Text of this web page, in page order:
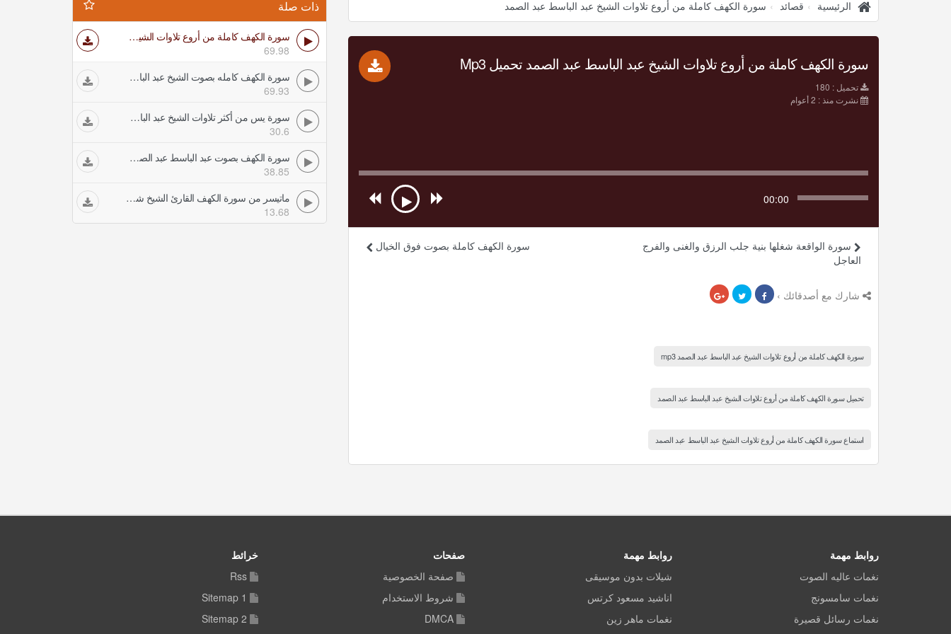
الرئيسية قصائد سورة الكهف كاملة من أروع تلاوات الشيخ عبد الباسط عبد الصمد
سورة الكهف كاملة من أروع تلاوات الشيخ عبد الباسط عبد الصمد تحميل Mp3
تحميل : 180
نشرت منذ : 2 أعوام
00:00
سورة الكهف كاملة بصوت فوق الخيال
سورة الواقعة شغلها بنية جلب الرزق والغنى والفرج
العاجل
شارك مع أصدقائك ›
سورة الكهف كاملة من أروع تلاوات الشيخ عبد الباسط عبد الصمد mp3
تحميل سورة الكهف كاملة من أروع تلاوات الشيخ عبد الباسط عبد الصمد
استماع سورة الكهف كاملة من أروع تلاوات الشيخ عبد الباسط عبد الصمد
ذات صلة
سورة الكهف كاملة من أروع تلاوات الشيخ عبد الباسط عبد الصمد
69.98
سورة الكهف كامله بصوت الشيخ عبد الباسط عبد الصمد رقية شرعية
69.93
سورة يس من أكثر تلاوات الشيخ عبد الباسط إبداعا وجمالا وروعة
30.6
سورة الكهف بصوت عبد الباسط عبد الصمد مجود
38.85
ماتيسر من سورة الكهف القارئ الشيخ شعبان عبد العزيز الصياد
13.68
روابط مهمة
نغمات عاليه الصوت
نغمات سامسونج
نغمات رسائل قصيرة
روابط مهمة
شيلات بدون موسيقى
اناشيد مسعود كرتس
نغمات ماهر زين
صفحات
صفحة الخصوصية
شروط الاستخدام
DMCA
خرائط
Rss
Sitemap 1
Sitemap 2